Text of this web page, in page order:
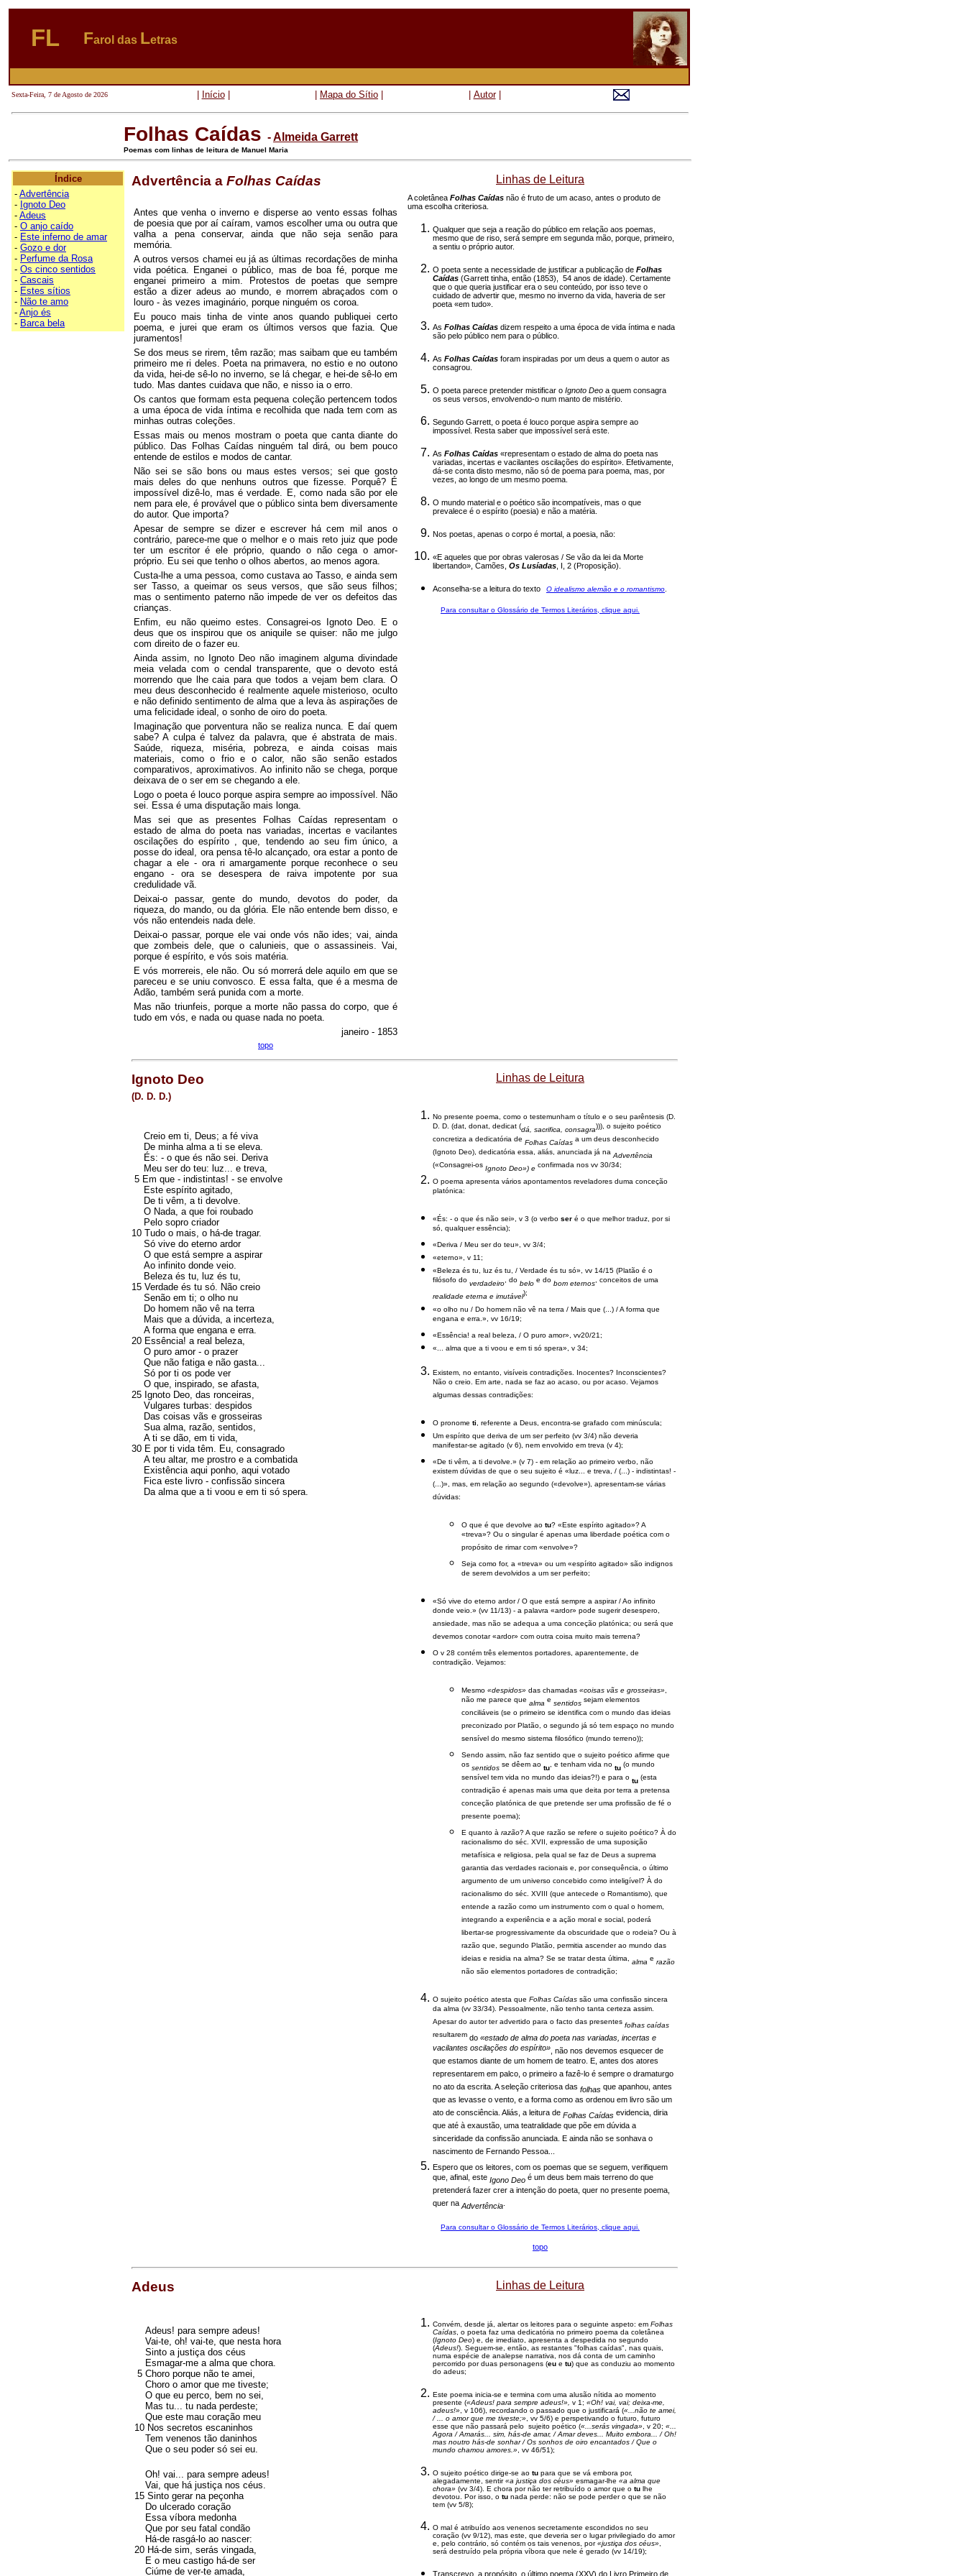
FL Farol das Letras
Sexta-Feira, 7 de Agosto de 2026 Início| Mapa do Sítio Autor|
Folhas Caídas -Almeida Garrett
Poemas com linhas de leitura de Manuel Maria
Índice
- Advertência
- Ignoto Deo
- Adeus
- O anjo caído
- Este inferno de amar
- Gozo e dor
- Perfume da Rosa
- Os cinco sentidos
- Cascais
- Estes sítios
- Não te amo
- Anjo és
- Barca bela
Advertência a Folhas Caídas
Antes que venha o inverno e disperse ao vento essas folhas
de poesia que por aí caíram, vamos escolher uma ou outra que
valha a pena conservar, ainda que não seja senão para
memória.
A outros versos chamei eu já as últimas recordações de minha
vida poética. Enganei o público, mas de boa fé, porque me
enganei primeiro a mim. Protestos de poetas que sempre
estão a dizer adeus ao mundo, e morrem abraçados com o
louro - às vezes imaginário, porque ninguém os coroa.
Eu pouco mais tinha de vinte anos quando publiquei certo
poema, e jurei que eram os últimos versos que fazia. Que
juramentos!
Se dos meus se rirem, têm razão; mas saibam que eu também
primeiro me ri deles. Poeta na primavera, no estio e no outono
da vida, hei-de sê-lo no inverno, se lá chegar, e hei-de sê-lo em
tudo. Mas dantes cuidava que não, e nisso ia o erro.
Os cantos que formam esta pequena coleção pertencem todos
a uma época de vida íntima e recolhida que nada tem com as
minhas outras coleções.
Essas mais ou menos mostram o poeta que canta diante do
público. Das Folhas Caídas ninguém tal dirá, ou bem pouco
entende de estilos e modos de cantar.
Não sei se são bons ou maus estes versos; sei que gosto
mais deles do que nenhuns outros que fizesse. Porquê? É
impossível dizê-lo, mas é verdade. E, como nada são por ele
nem para ele, é provável que o público sinta bem diversamente
do autor. Que importa?
Apesar de sempre se dizer e escrever há cem mil anos o
contrário, parece-me que o melhor e o mais reto juiz que pode
ter um escritor é ele próprio, quando o não cega o amor-
próprio. Eu sei que tenho o olhos abertos, ao menos agora.
Custa-lhe a uma pessoa, como custava ao Tasso, e ainda sem
ser Tasso, a queimar os seus versos, que são seus filhos;
mas o sentimento paterno não impede de ver os defeitos das
crianças.
Enfim, eu não queimo estes. Consagrei-os Ignoto Deo. E o
deus que os inspirou que os aniquile se quiser: não me julgo
com direito de o fazer eu.
Ainda assim, no Ignoto Deo não imaginem alguma divindade
meia velada com o cendal transparente, que o devoto está
morrendo que lhe caia para que todos a vejam bem clara. O
meu deus desconhecido é realmente aquele misterioso, oculto
e não definido sentimento de alma que a leva às aspirações de
uma felicidade ideal, o sonho de oiro do poeta.
Imaginação que porventura não se realiza nunca. E daí quem
sabe? A culpa é talvez da palavra, que é abstrata de mais.
Saúde, riqueza, miséria, pobreza, e ainda coisas mais
materiais, como o frio e o calor, não são senão estados
comparativos, aproximativos. Ao infinito não se chega, porque
deixava de o ser em se chegando a ele.
Logo o poeta é louco porque aspira sempre ao impossível. Não
sei. Essa é uma disputação mais longa.
Mas sei que as presentes Folhas Caídas representam o
estado de alma do poeta nas variadas, incertas e vacilantes
oscilações do espírito , que, tendendo ao seu fim único, a
posse do ideal, ora pensa tê-lo alcançado, ora estar a ponto de
chagar a ele - ora ri amargamente porque reconhece o seu
engano - ora se desespera de raiva impotente por sua
credulidade vã.
Deixai-o passar, gente do mundo, devotos do poder, da
riqueza, do mando, ou da glória. Ele não entende bem disso, e
vós não entendeis nada dele.
Deixai-o passar, porque ele vai onde vós não ides; vai, ainda
que zombeis dele, que o calunieis, que o assassineis. Vai,
porque é espírito, e vós sois matéria.
E vós morrereis, ele não. Ou só morrerá dele aquilo em que se
pareceu e se uniu convosco. E essa falta, que é a mesma de
Adão, também será punida com a morte.
Mas não triunfeis, porque a morte não passa do corpo, que é
tudo em vós, e nada ou quase nada no poeta.
janeiro - 1853
topo
Linhas de Leitura
A coletânea Folhas Caídasnão é fruto de um acaso, antes o produto de
uma escolha criteriosa.
Qualquer que seja a reação do público em relação aos poemas,
mesmo que de riso, será sempre em segunda mão, porque, primeiro,
a sentiu o próprio autor.
O poeta sente a necessidade de justificar a publicação de Folhas
Caídas (Garrett tinha, então (1853), 54 anos de idade). Certamente
que o que queria justificar era o seu conteúdo, por isso teve o
cuidado de advertir que, mesmo no inverno da vida, haveria de ser
poeta «em tudo».
As Folhas Caídas dizem respeito a uma época de vida íntima e nada
são pelo público nem para o público.
As Folhas Caídas foram inspiradas por um deus a quem o autor as
consagrou.
O poeta parece pretender mistificar o Ignoto Deo a quem consagra
os seus versos, envolvendo-o num manto de mistério.
Segundo Garrett, o poeta é louco porque aspira sempre ao
impossível. Resta saber que impossível será este.
As Folhas Caídas «representam o estado de alma do poeta nas
variadas, incertas e vacilantes oscilações do espírito». Efetivamente,
dá-se conta disto mesmo, não só de poema para poema, mas, por
vezes, ao longo de um mesmo poema.
O mundo material e o poético são incompatíveis, mas o que
prevalece é o espírito (poesia) e não a matéria.
Nos poetas, apenas o corpo é mortal, a poesia, não:
«E aqueles que por obras valerosas / Se vão da lei da Morte
libertando», Camões, Os Lusíadas , I, 2 (Proposição).
Aconselha-se a leitura do texto O idealismo alemão e o romantismo
Para consultar o Glossário de Termos Literários, clique aqui.
Ignoto Deo
(D. D. D.)
Creio em ti, Deus; a fé viva
De minha alma a ti se eleva.
És: - o que és não sei. Deriva
Meu ser do teu: luz... e treva,
5 Em que - indistintas! - se envolve
Este espírito agitado,
De ti vêm, a ti devolve.
O Nada, a que foi roubado
Pelo sopro criador
10 Tudo o mais, o há-de tragar.
Só vive do eterno ardor
O que está sempre a aspirar
Ao infinito donde veio.
Beleza és tu, luz és tu,
15 Verdade és tu só. Não creio
Senão em ti; o olho nu
Do homem não vê na terra
Mais que a dúvida, a incerteza,
A forma que engana e erra.
20 Essência! a real beleza,
O puro amor - o prazer
Que não fatiga e não gasta...
Só por ti os pode ver
O que, inspirado, se afasta,
25 Ignoto Deo, das ronceiras,
Vulgares turbas: despidos
Das coisas vãs e grosseiras
Sua alma, razão, sentidos,
A ti se dão, em ti vida,
30 E por ti vida têm. Eu, consagrado
A teu altar, me prostro e a combatida
Existência aqui ponho, aqui votado
Fica este livro - confissão sincera
Da alma que a ti voou e em ti só spera.
Linhas de Leitura
No presente poema, como o testemunham o título e o seu parêntesis (D.
D. D. (dat, donat, dedicat (dá, sacrifica, consagra))), o sujeito poético
concretiza a dedicatória de Folhas Caídas a um deus desconhecido
(Ignoto Deo), dedicatória essa, aliás, anunciada já na Advertência
(«Consagrei-os Ignoto Deo») e confirmada nos vv 30/34;
O poema apresenta vários apontamentos reveladores duma conceção
platónica:
«És: - o que és não sei», v 3 (o verbo ser é o que melhor traduz, por si
só, qualquer essência);
«Deriva / Meu ser do teu», vv 3/4;
«eterno», v 11;
«Beleza és tu, luz és tu, / Verdade és tu só», vv 14/15 (Platão é o
filósofo do verdadeiro, do belo e do bom eternos, conceitos de uma
realidade eterna e imutável);
«o olho nu / Do homem não vê na terra / Mais que (...) / A forma que
engana e erra.», vv 16/19;
«Essência! a real beleza, / O puro amor», vv20/21;
«... alma que a ti voou e em ti só spera», v 34;
Existem, no entanto, visíveis contradições. Inocentes? Inconscientes?
Não o creio. Em arte, nada se faz ao acaso, ou por acaso. Vejamos
algumas dessas contradições:
O pronome ti , referente a Deus, encontra-se grafado com minúscula;
Um espírito que deriva de um ser perfeito (vv 3/4) não deveria
manifestar-se agitado (v 6), nem envolvido em treva (v 4);
«De ti vêm, a ti devolve.» (v 7) - em relação ao primeiro verbo, não
existem dúvidas de que o seu sujeito é «luz... e treva, / (...) - indistintas! -
(...)», mas, em relação ao segundo («devolve»), apresentam-se várias
dúvidas:
O que é que devolve ao tu? «Este espírito agitado»? A
«treva»? Ou o singular é apenas uma liberdade poética com o
propósito de rimar com «envolve»?
Seja como for, a «treva» ou um «espírito agitado» são indignos
de serem devolvidos a um ser perfeito;
«Só vive do eterno ardor / O que está sempre a aspirar / Ao infinito
donde veio.» (vv 11/13) - a palavra «ardor» pode sugerir desespero,
ansiedade, mas não se adequa a uma conceção platónica; ou será que
devemos conotar «ardor» com outra coisa muito mais terrena?
O v 28 contém três elementos portadores, aparentemente, de
contradição. Vejamos:
Mesmo «despidos» das chamadas «coisas vãs e grosseiras»
não me parece que alma e sentidos sejam elementos
conciliáveis (se o primeiro se identifica com o mundo das ideias
preconizado por Platão, o segundo já só tem espaço no mundo
sensível do mesmo sistema filosófico (mundo terreno));
Sendo assim, não faz sentido que o sujeito poético afirme que
os sentidos se dêem ao tu, e tenham vida no tu (o mundo
sensível tem vida no mundo das ideias?!) e para o tu (esta
contradição é apenas mais uma que deita por terra a pretensa
conceção platónica de que pretende ser uma profissão de fé o
presente poema);
E quanto à razão? A que razão se refere o sujeito poético? À do
racionalismo do séc. XVII, expressão de uma suposição
metafísica e religiosa, pela qual se faz de Deus a suprema
garantia das verdades racionais e, por consequência, o último
argumento de um universo concebido como inteligível? À do
racionalismo do séc. XVIII (que antecede o Romantismo), que
entende a razão como um instrumento com o qual o homem,
integrando a experiência e a ação moral e social, poderá
libertar-se progressivamente da obscuridade que o rodeia? Ou à
razão que, segundo Platão, permitia ascender ao mundo das
ideias e residia na alma? Se se tratar desta última, alma e razão
não são elementos portadores de contradição;
O sujeito poético atesta que Folhas Caídas são uma confissão sincera
da alma (vv 33/34). Pessoalmente, não tenho tanta certeza assim.
Apesar do autor ter advertido para o facto das presentes folhas caídas
resultarem do «estado de alma do poeta nas variadas, incertas e
vacilantes oscilações do espírito» , não nos devemos esquecer de
que estamos diante de um homem de teatro. E, antes dos atores
representarem em palco, o primeiro a fazê-lo é sempre o dramaturgo
no ato da escrita. A seleção criteriosa das folhas que apanhou, antes
que as levasse o vento, e a forma como as ordenou em livro são um
ato de consciência. Aliás, a leitura de Folhas Caídas evidencia, diria
que até à exaustão, uma teatralidade que põe em dúvida a
sinceridade da confissão anunciada. E ainda não se sonhava o
nascimento de Fernando Pessoa...
Espero que os leitores, com os poemas que se seguem, verifiquem
que, afinal, este Igono Deo é um deus bem mais terreno do que
pretenderá fazer crer a intenção do poeta, quer no presente poema,
quer na Advertência.
Para consultar o Glossário de Termos Literários, clique aqui.
topo
Adeus
Adeus! para sempre adeus!
Vai-te, oh! vai-te, que nesta hora
Sinto a justiça dos céus
Esmagar-me a alma que chora.
5 Choro porque não te amei,
Choro o amor que me tiveste;
O que eu perco, bem no sei,
Mas tu... tu nada perdeste;
Que este mau coração meu
10 Nos secretos escaninhos
Tem venenos tão daninhos
Que o seu poder só sei eu.
Oh! vai... para sempre adeus!
Vai, que há justiça nos céus.
15 Sinto gerar na peçonha
Do ulcerado coração
Essa víbora medonha
Que por seu fatal condão
Há-de rasgá-lo ao nascer:
20 Há-de sim, serás vingada,
E o meu castigo há-de ser
Ciúme de ver-te amada,
Linhas de Leitura
Convém, desde já, alertar os leitores para o seguinte aspeto: em Folhas
Caídas , o poeta faz uma dedicatória no primeiro poema da coletânea
(Ignoto Deo) e, de imediato, apresenta a despedida no segundo
(Adeus!). Seguem-se, então, as restantes "folhas caídas", nas quais,
numa espécie de analepse narrativa, nos dá conta de um caminho
percorrido por duas personagens (eu e tu) que as conduziu ao momento
do adeus;
Este poema inicia-se e termina com uma alusão nítida ao momento
presente («Adeus! para sempre adeus!», v 1; «Oh! vai, vai; deixa-me,
adeus!» , v 106), recordando o passado que o justificará («...não te amei,
/ ... o amor que me tiveste;» , vv 5/6) e perspetivando o futuro, futuro
esse que não passará pelo sujeito poético («...serás vingada» , v 20; «...
Agora / Amarás... sim, hás-de amar, / Amar deves... Muito embora... / Oh!
mas noutro hás-de sonhar / Os sonhos de oiro encantados / Que o
mundo chamou amores.» , vv 46/51);
O sujeito poético dirige-se ao tu para que se vá embora por,
alegadamente, sentir«a justiça dos céus» esmagar-lhe «a alma que
chora» (vv 3/4). E chora por não ter retribuído o amor que o tu lhe
devotou. Por isso, o tu nada perde: não se pode perder o que se não
tem (vv 5/8);
O mal é atribuído aos venenos secretamente escondidos no seu
coração (vv 9/12), mas este, que deveria ser o lugar privilegiado do amor
e, pelo contrário, só contém os tais venenos, por«justiça dos céus»
será destruído pela própria víbora que nele é gerado (vv 14/19);
Transcrevo, a propósito, o último poema (XXV) do Livro Primeiro de